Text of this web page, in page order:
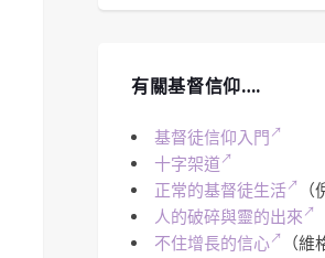
有關基督信仰….
基督徒信仰入門
十字架道
正常的基督徒生活
（
人的破碎與靈的出來
不住增長的信心
（維